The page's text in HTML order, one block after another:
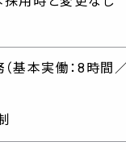
基本実働：8時間